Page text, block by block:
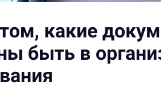
какие
быть в